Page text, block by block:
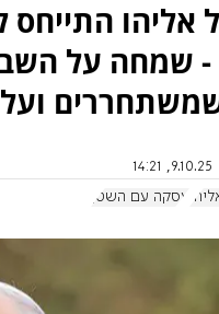
אליהו
- שמחה על
ועל
9.10.25, 14:21
עסקה עם השטן